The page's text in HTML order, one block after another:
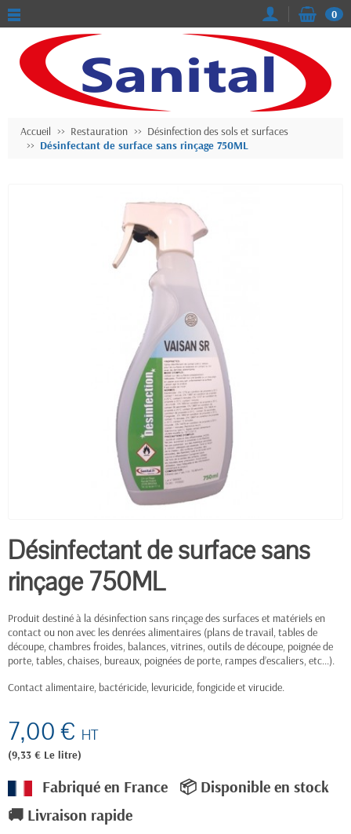
0
Accueil Restauration
Désinfection des sols et surfaces
Désinfectant de surface sans rinçage 750ML
Désinfectant de surface sans
rinçage 750ML
Produit destiné à la désinfection sans rinçage des surfaces et matériels en
contact ou non avec les denrées alimentaires (plans de travail, tables de
découpe, chambres froides, balances, vitrines, outils de découpe, poignée de
porte, tables, chaises, bureaux, poignées de porte, rampes d’escaliers, etc...).
Contact alimentaire, bactéricide, levuricide, fongicide et virucide.
7,00 € HT
(9,33 € Le litre)
Fabriqué en France 📦 Disponible en stock
🚚 Livraison rapide